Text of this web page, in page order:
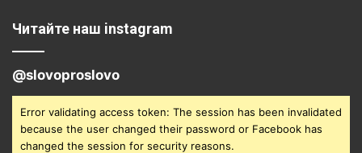
Читайте наш instagram
@slovoproslovo
Error validating access token: The session has been invalidated
because the user changed their password or Facebook has
changed the session for security reasons.